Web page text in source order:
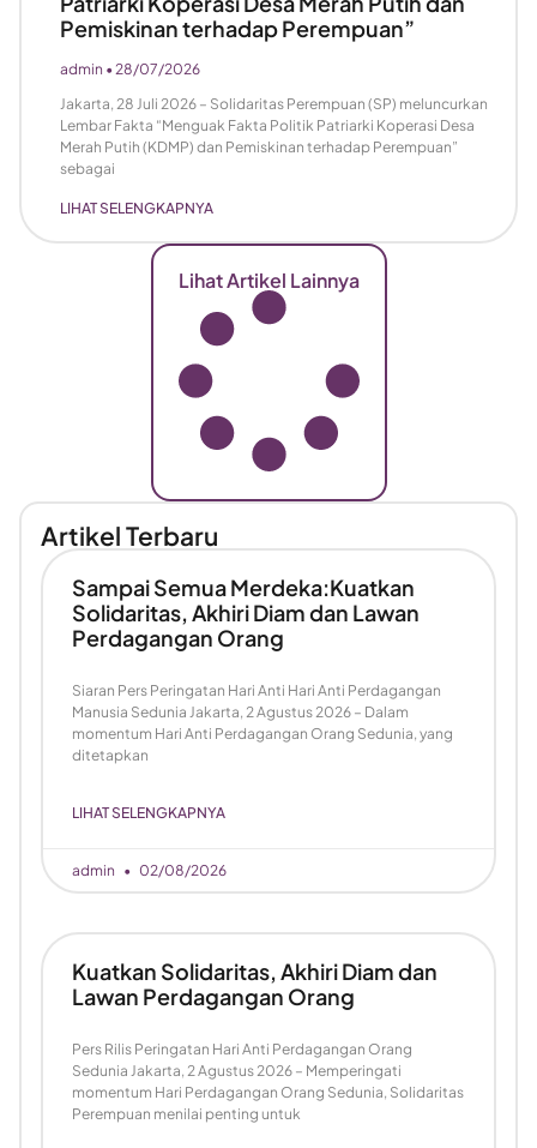
Pemiskinan terhadap Perempuan”
admin
28/07/2026
Jakarta, 28 Juli 2026 – Solidaritas Perempuan (SP) meluncurkan
Lembar Fakta “Menguak Fakta Politik Patriarki Koperasi Desa
Merah Putih (KDMP) dan Pemiskinan terhadap Perempuan”
sebagai
LIHAT SELENGKAPNYA
Lihat Artikel Lainnya
Artikel Terbaru
Sampai Semua Merdeka:Kuatkan
Solidaritas, Akhiri Diam dan Lawan
Perdagangan Orang
Siaran Pers Peringatan Hari Anti Hari Anti Perdagangan
Manusia Sedunia Jakarta, 2 Agustus 2026 – Dalam
momentum Hari Anti Perdagangan Orang Sedunia, yang
ditetapkan
LIHAT SELENGKAPNYA
admin 02/08/2026
Kuatkan Solidaritas, Akhiri Diam dan
Lawan Perdagangan Orang
Pers Rilis Peringatan Hari Anti Perdagangan Orang
Sedunia Jakarta, 2 Agustus 2026 – Memperingati
momentum Hari Perdagangan Orang Sedunia, Solidaritas
Perempuan menilai penting untuk